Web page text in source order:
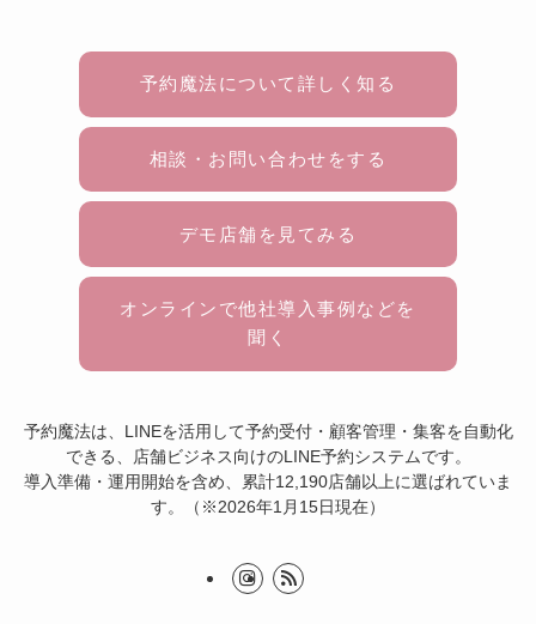
予約魔法について詳しく知る
相談・お問い合わせをする
デモ店舗を見てみる
オンラインで他社導入事例などを
聞く
予約魔法は、LINEを活用して予約受付・顧客管理・集客を自動化
できる、店舗ビジネス向けのLINE予約システムです。
導入準備・運用開始を含め、累計12,190店舗以上に選ばれていま
す。（※2026年1月15日現在）